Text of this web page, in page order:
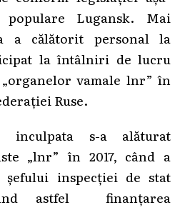
Lugansk. Mai
a călătorit personal la
la întâlniri de lucru
vamale lnr” în
Ruse.
inculpata s-a alăturat
„lnr” în 2017, când a
șefului inspecției de stat
astfel finanțarea